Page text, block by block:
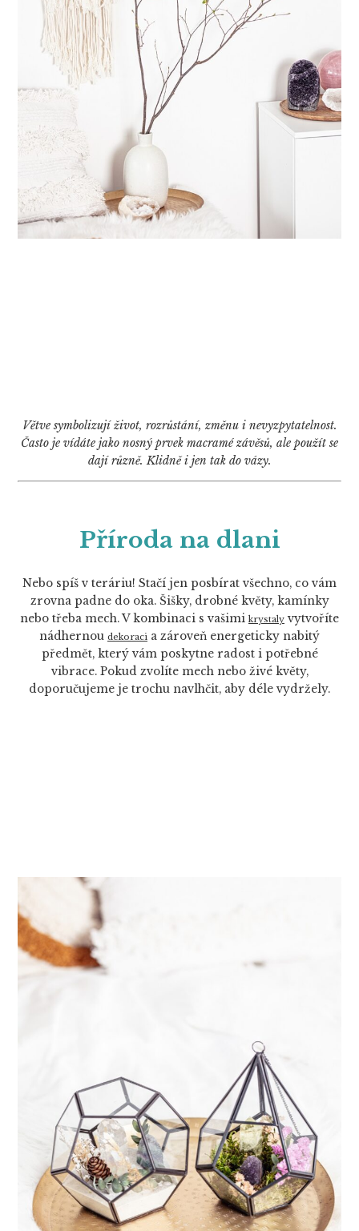
Větve symbolizují život, rozrůstání, změnu i nevyzpytatelnost.
Často je vídáte jako nosný prvek macramé závěsů, ale použít se
dají různě. Klidně i jen tak do vázy.
Příroda na dlani
Nebo spíš v teráriu! Stačí jen posbírat všechno, co vám
zrovna padne do oka. Šišky, drobné květy, kamínky
nebo třeba mech. V kombinaci s vašimi krystaly vytvoříte
nádhernou dekoraci a zároveň energeticky nabitý
předmět, který vám poskytne radost i potřebné
vibrace. Pokud zvolíte mech nebo živé květy,
doporučujeme je trochu navlhčit, aby déle vydržely.